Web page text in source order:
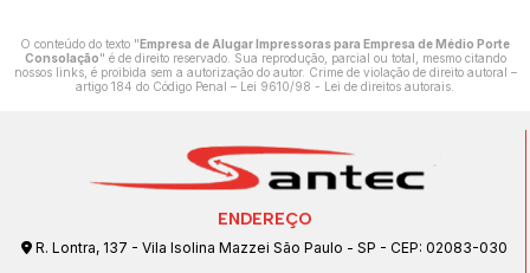
O conteúdo do texto "Empresa de Alugar Impressoras para Empresa de Médio Porte
Consolação" é de direito reservado. Sua reprodução, parcial ou total, mesmo citando
nossos links, é proibida sem a autorização do autor. Crime de violação de direito autoral –
artigo 184 do Código Penal – Lei 9610/98 - Lei de direitos autorais
ENDEREÇO
R. Lontra, 137 - Vila Isolina Mazzei São Paulo - SP - CEP: 02083-030